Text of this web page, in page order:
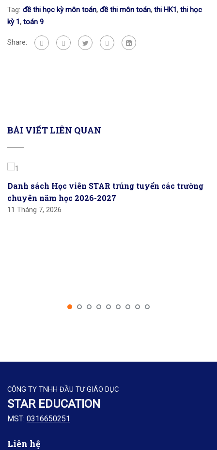
Tag: đề thi học kỳ môn toán, đề thi môn toán, thi HK1, thi học
kỳ 1, toán 9
Share:
BÀI VIẾT LIÊN QUAN
Danh sách Học viên STAR trúng tuyển các trường
chuyên năm học 2026-2027
11 Tháng 7, 2026
CÔNG TY TNHH ĐẦU TƯ GIÁO DỤC
STAR EDUCATION
MST: 0316650251
Liên hệ